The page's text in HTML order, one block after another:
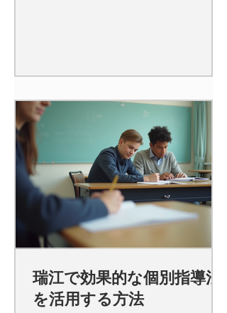
瑞江で効果的な個別指導法
を活用する方法